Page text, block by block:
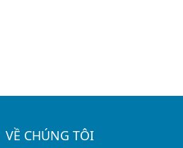
VỀ CHÚNG TÔI